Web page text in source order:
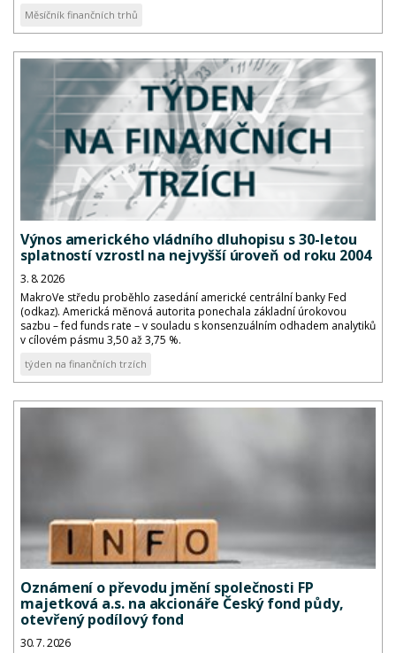
Měsíčník finančních trhů
Výnos amerického vládního dluhopisu s 30-letou
splatností vzrostl na nejvyšší úroveň od roku 2004
3. 8. 2026
MakroVe středu proběhlo zasedání americké centrální banky Fed
(odkaz). Americká měnová autorita ponechala základní úrokovou
sazbu – fed funds rate – v souladu s konsenzuálním odhadem analytiků
v cílovém pásmu 3,50 až 3,75 %.
týden na finančních trzích
Oznámení o převodu jmění společnosti FP
majetková a.s. na akcionáře Český fond půdy,
otevřený podílový fond
30. 7. 2026